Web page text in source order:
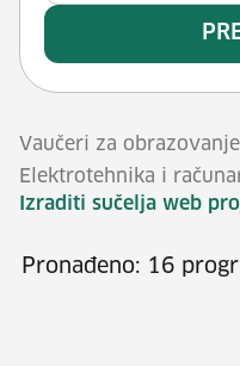
Vaučeri za obrazovanje
Elektrotehnika i
Izraditi sučelja web
Pronađeno: 16